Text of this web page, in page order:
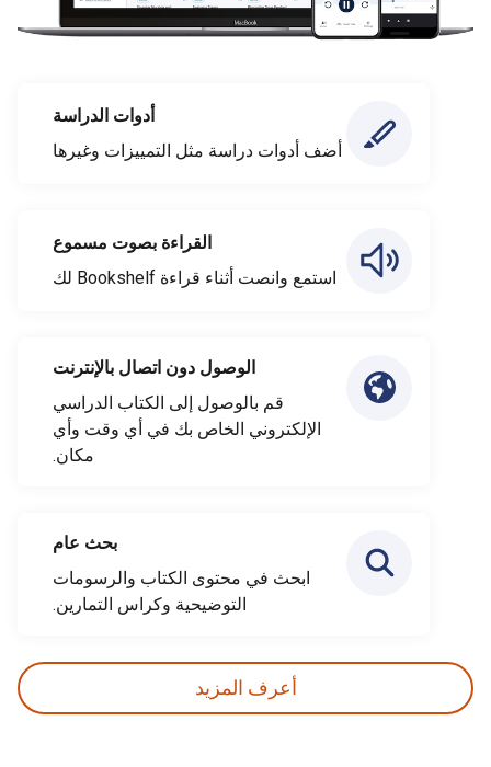
أدوات الدراسة
أضف أدوات دراسة مثل التمييزات وغيرها
القراءة بصوت مسموع
استمع وانصت أثناء قراءة Bookshelf لك
الوصول دون اتصال بالإنترنت
قم بالوصول إلى الكتاب الدراسي
الإلكتروني الخاص بك في أي وقت وأي
مكان.
بحث عام
ابحث في محتوى الكتاب والرسومات
التوضيحية وكراس التمارين.
أعرف المزيد